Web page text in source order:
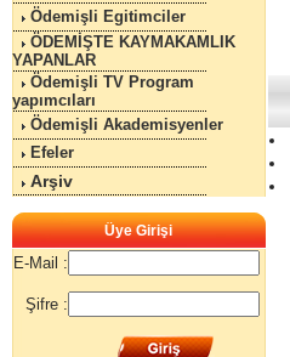
Ödemişli Egitimciler
ÖDEMİŞTE KAYMAKAMLIK
YAPANLAR
Ödemişli TV Program
yapımcıları
Ödemişli Akademisyenler
Efeler
Arşiv
Üye Girişi
E-Mail :
Şifre :